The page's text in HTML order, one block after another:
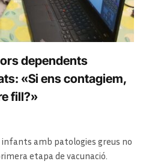
dependents
«Si ens contagiem,
fill?»
infants amb patologies greus no
etapa de vacunació.